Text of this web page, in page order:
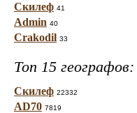
Скилеф 41
Admin 40
Crakodil 33
Топ 15 географов:
Скилеф 22332
AD70 7819